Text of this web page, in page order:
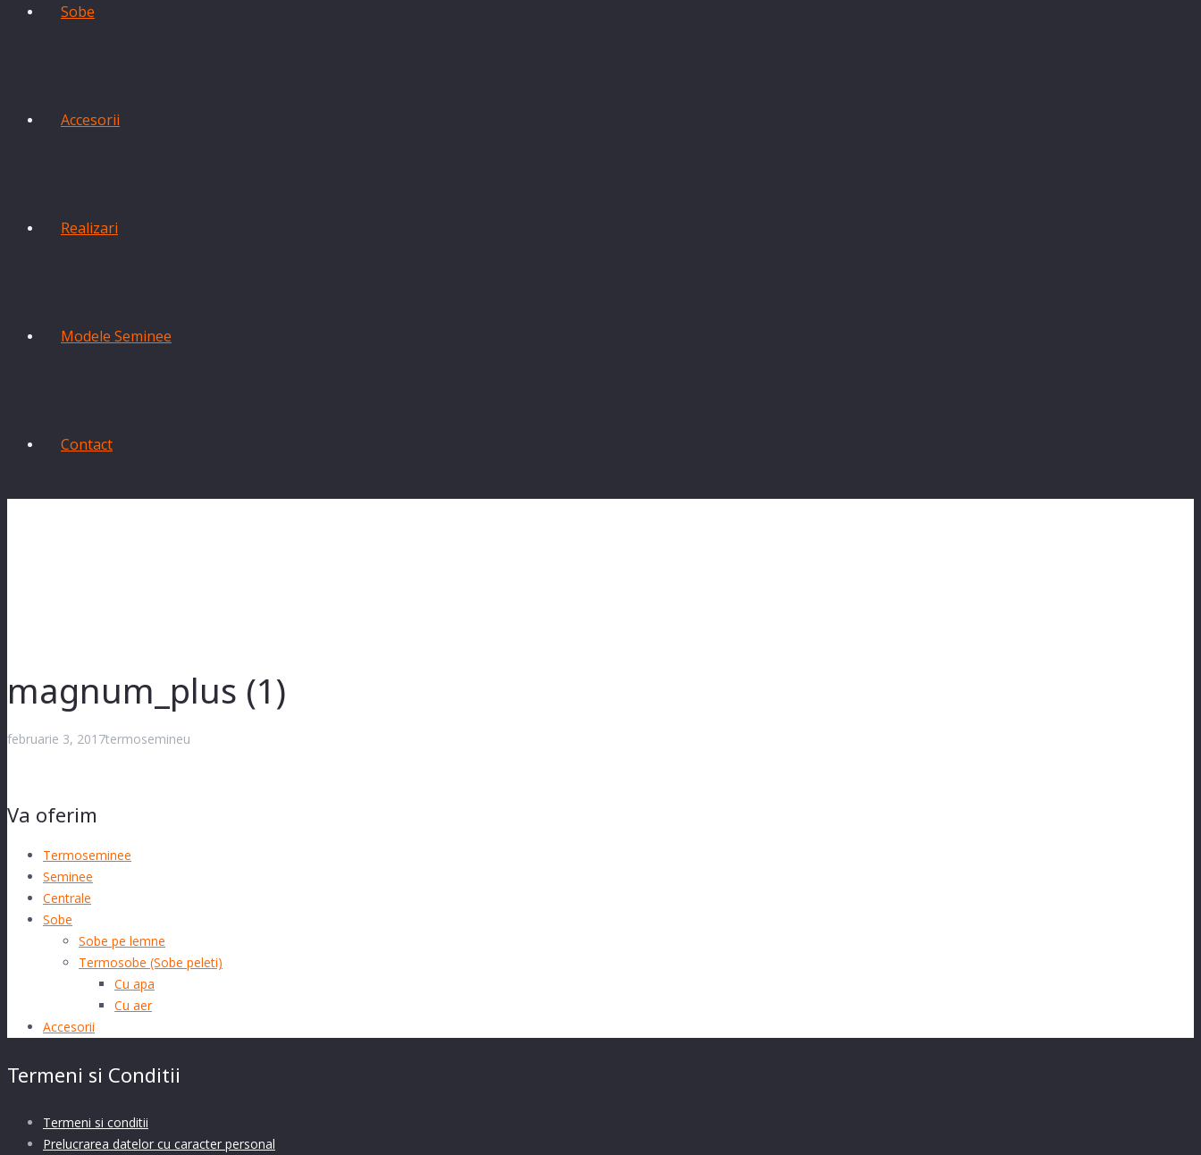
Sobe
Accesorii
Realizari
Modele Seminee
Contact
magnum_plus (1)
februarie 3, 2017termosemineu
Va oferim
Termoseminee
Seminee
Centrale
Sobe
Sobe pe lemne
Termosobe (Sobe peleti)
Cu apa
Cu aer
Accesorii
Termeni si Conditii
Termeni si conditii
Prelucrarea datelor cu caracter personal